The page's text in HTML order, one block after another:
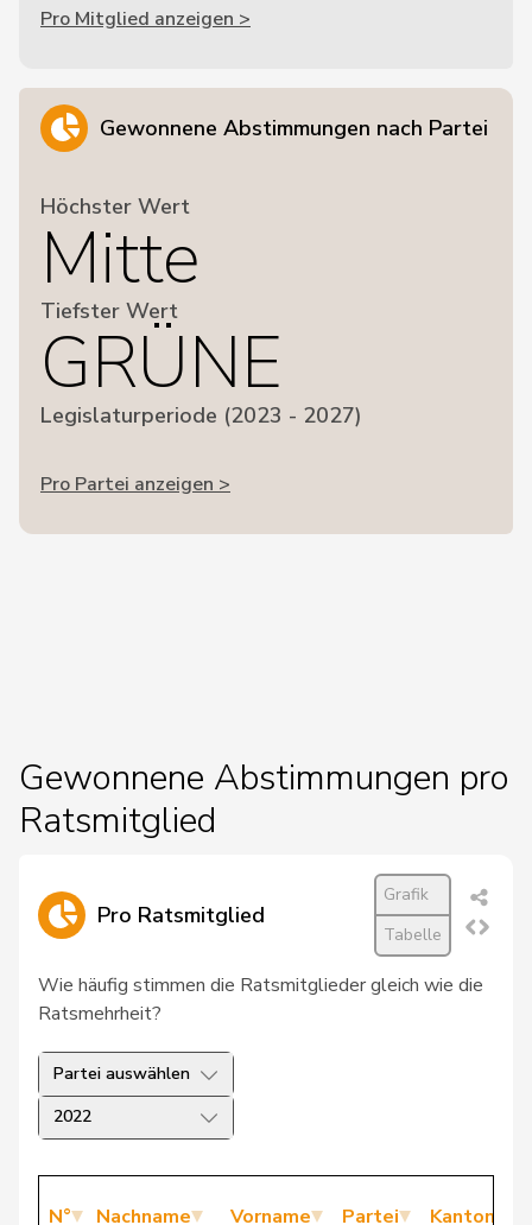
Pro Mitglied anzeigen >
Gewonnene Abstimmungen nach Partei
Höchster Wert
Mitte
Tiefster Wert
GRÜNE
Legislaturperiode (2023 - 2027)
Pro Partei anzeigen >
Gewonnene Abstimmungen pro
Ratsmitglied
Pro Ratsmitglied
Grafik
Tabelle
Wie häufig stimmen die Ratsmitglieder gleich wie die
Ratsmehrheit?
Partei auswählen
2022
N° Nachname Vorname Partei Kanton